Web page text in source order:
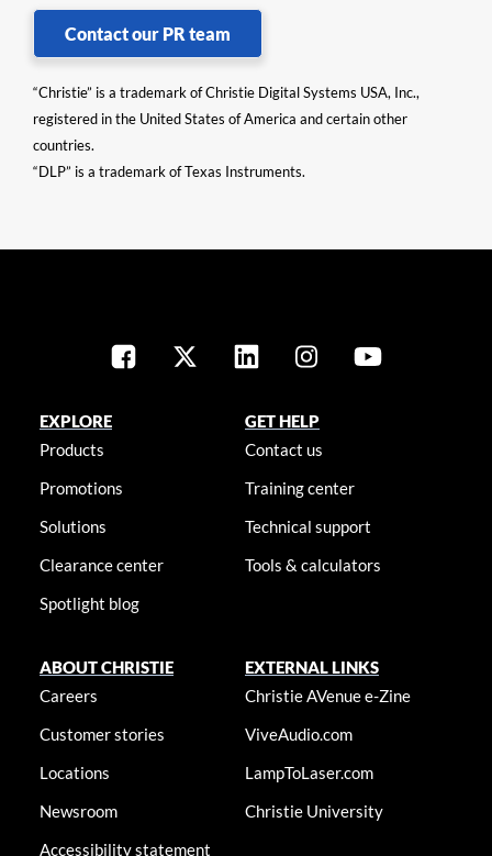
Contact our PR team
“Christie” is a trademark of Christie Digital Systems USA, Inc.,
registered in the United States of America and certain other
countries.
“DLP” is a trademark of Texas Instruments.
EXPLORE
Products
Promotions
Solutions
Clearance center
Spotlight blog
GET HELP
Contact us
Training center
Technical support
Tools & calculators
ABOUT CHRISTIE
Careers
Customer stories
Locations
Newsroom
Accessibility statement
EXTERNAL LINKS
Christie AVenue e-Zine
ViveAudio.com
LampToLaser.com
Christie University